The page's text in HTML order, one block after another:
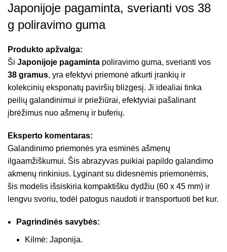
Japonijoje pagaminta, sverianti vos 38
g poliravimo guma
Produkto apžvalga:
Ši Japonijoje pagaminta poliravimo guma, sverianti vos
38 gramus, yra efektyvi priemonė atkurti įrankių ir
kolekcinių eksponatų paviršių blizgesį. Ji idealiai tinka
peilių galandinimui ir priežiūrai, efektyviai pašalinant
įbrėžimus nuo ašmenų ir buferių.
Eksperto komentaras:
Galandinimo priemonės yra esminės ašmenų
ilgaamžiškumui. Šis abrazyvas puikiai papildo galandimo
akmenų rinkinius. Lyginant su didesnėmis priemonėmis,
šis modelis išsiskiria kompaktišku dydžiu (60 x 45 mm) ir
lengvu svoriu, todėl patogus naudoti ir transportuoti bet kur.
Pagrindinės savybės:
Kilmė: Japonija.